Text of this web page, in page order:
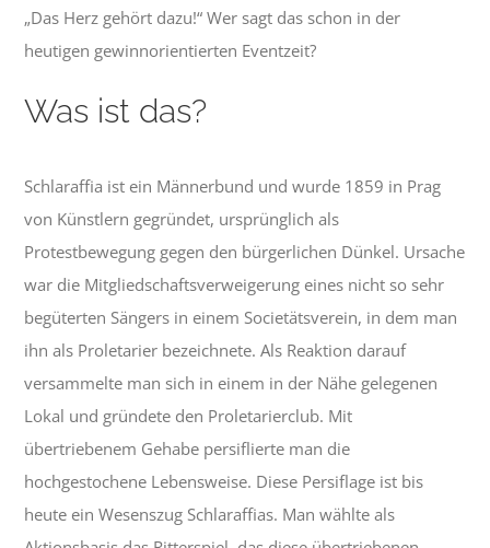
„Das Herz gehört dazu!“ Wer sagt das schon in der
heutigen gewinnorientierten Eventzeit?
Was ist das?
Schlaraffia ist ein Männerbund und wurde 1859 in Prag
von Künstlern gegründet, ursprünglich als
Protestbewegung gegen den bürgerlichen Dünkel. Ursache
war die Mitgliedschaftsverweigerung eines nicht so sehr
begüterten Sängers in einem Societätsverein, in dem man
ihn als Proletarier bezeichnete. Als Reaktion darauf
versammelte man sich in einem in der Nähe gelegenen
Lokal und gründete den Proletarierclub. Mit
übertriebenem Gehabe persiflierte man die
hochgestochene Lebensweise. Diese Persiflage ist bis
heute ein Wesenszug Schlaraffias. Man wählte als